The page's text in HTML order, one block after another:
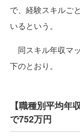
で、経験スキルご
いるという。
同スキル年収マ
下のとおり。
【職種別平均年
で752万円